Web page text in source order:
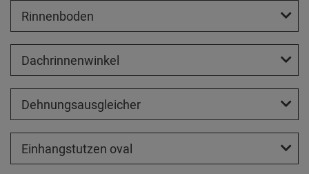
Rinnenboden
Dachrinnenwinkel
Dehnungsausgleicher
Einhangstutzen oval